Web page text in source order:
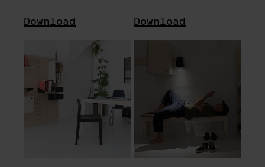
Download Download